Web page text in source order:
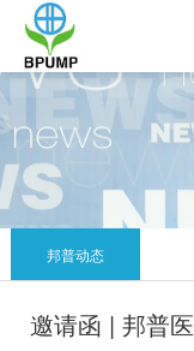
邦普动态
邀请函 | 邦普